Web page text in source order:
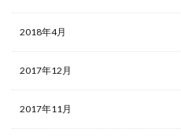
2018年4月
2017年12月
2017年11月